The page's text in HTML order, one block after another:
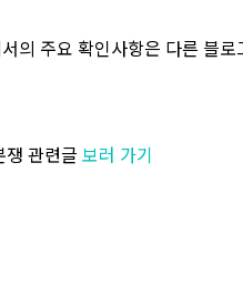
의 주요 확인사항은 다른 블
관련글 보러 가기